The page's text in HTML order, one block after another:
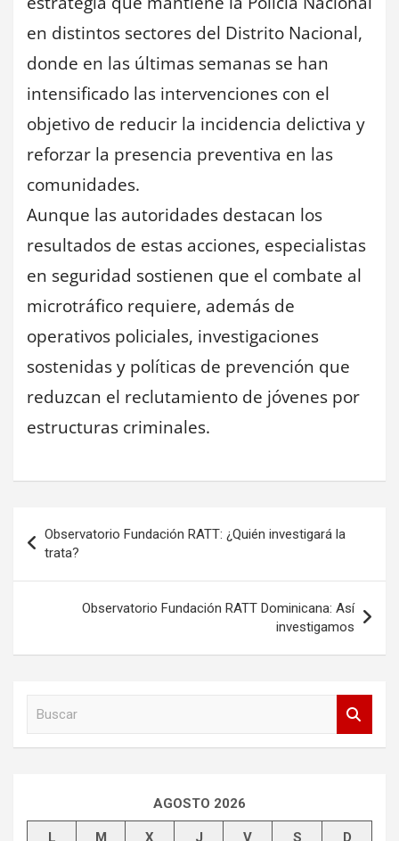
en distintos sectores del Distrito Nacional,
donde en las últimas semanas se han
intensificado las intervenciones con el
objetivo de reducir la incidencia delictiva y
reforzar la presencia preventiva en las
comunidades.
Aunque las autoridades destacan los
resultados de estas acciones, especialistas
en seguridad sostienen que el combate al
microtráfico requiere, además de
operativos policiales, investigaciones
sostenidas y políticas de prevención que
reduzcan el reclutamiento de jóvenes por
estructuras criminales.
Navegación
de
entradas
Observatorio Fundación RATT: ¿Quién investigará la
trata?
Observatorio Fundación RATT Dominicana: Así
investigamos
AGOSTO 2026
L M X J V S D